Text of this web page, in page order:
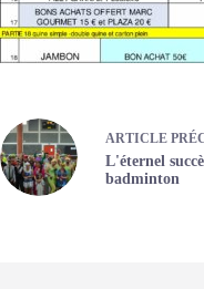
ARTICLE
L'éternel
badminton